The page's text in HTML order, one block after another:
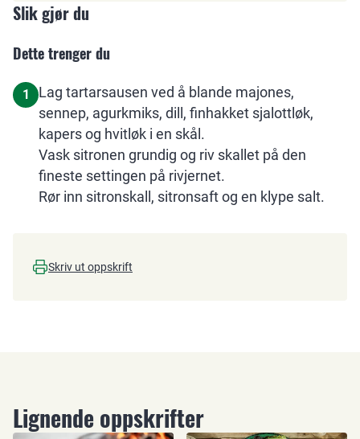
Slik gjør du
Dette trenger du
1
Lag tartarsausen ved å blande majones,
sennep, agurkmiks, dill, finhakket sjalottløk,
kapers og hvitløk i en skål.
Vask sitronen grundig og riv skallet på den
fineste settingen på rivjernet.
Rør inn sitronskall, sitronsaft og en klype salt.
Skriv ut oppskrift
Lignende oppskrifter